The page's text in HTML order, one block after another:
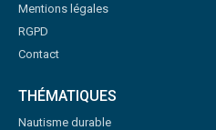
Mentions légales
RGPD
Contact
THÉMATIQUES
Nautisme durable